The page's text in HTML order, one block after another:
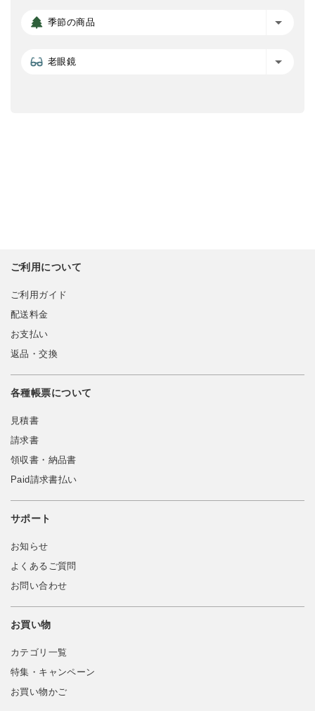
季節の商品
老眼鏡
ご利用について
ご利用ガイド
配送料金
お支払い
返品・交換
各種帳票について
見積書
請求書
領収書・納品書
Paid請求書払い
サポート
お知らせ
よくあるご質問
お問い合わせ
お買い物
カテゴリ一覧
特集・キャンペーン
お買い物かご